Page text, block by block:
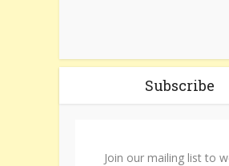
Subscribe
Join our mailing list to